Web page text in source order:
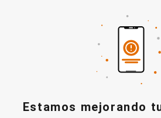
Estamos mejorando